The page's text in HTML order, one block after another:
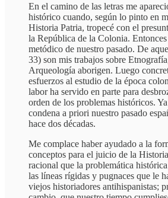
En el camino de las letras me
histórico cuando, según lo pinto en
Historia Patria, tropecé con el
la República de la Colonia.
metódico de nuestro pasado. De
33) son mis trabajos sobre
Arqueología aborigen. Luego
esfuerzos al estudio de la época
labor ha servido en parte para
orden de los problemas históricos.
condena a priori nuestro pasado
hace dos décadas.
Me complace haber ayudado a la
conceptos para el juicio de la
racional que la problemática
las líneas rígidas y pugnaces que le
viejos historiadores antihispanistas;